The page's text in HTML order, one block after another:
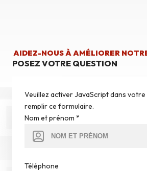
AIDEZ-NOUS À AMÉLIORER
POSEZ VOTRE QUESTION
Veuillez activer JavaScript dans
remplir ce formulaire.
Nom et prénom *
Téléphone